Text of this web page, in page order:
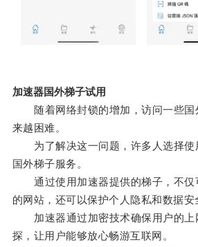
加速器国外梯子试用
随着网络封锁的增加，访问一些国
来越困难。
为了解决这一问题，许多人选择使
国外梯子服务。
通过使用加速器提供的梯子，不仅
的网站，还可以保护个人隐私和数据安
加速器通过加密技术确保用户的上
探，让用户能够放心畅游互联网。